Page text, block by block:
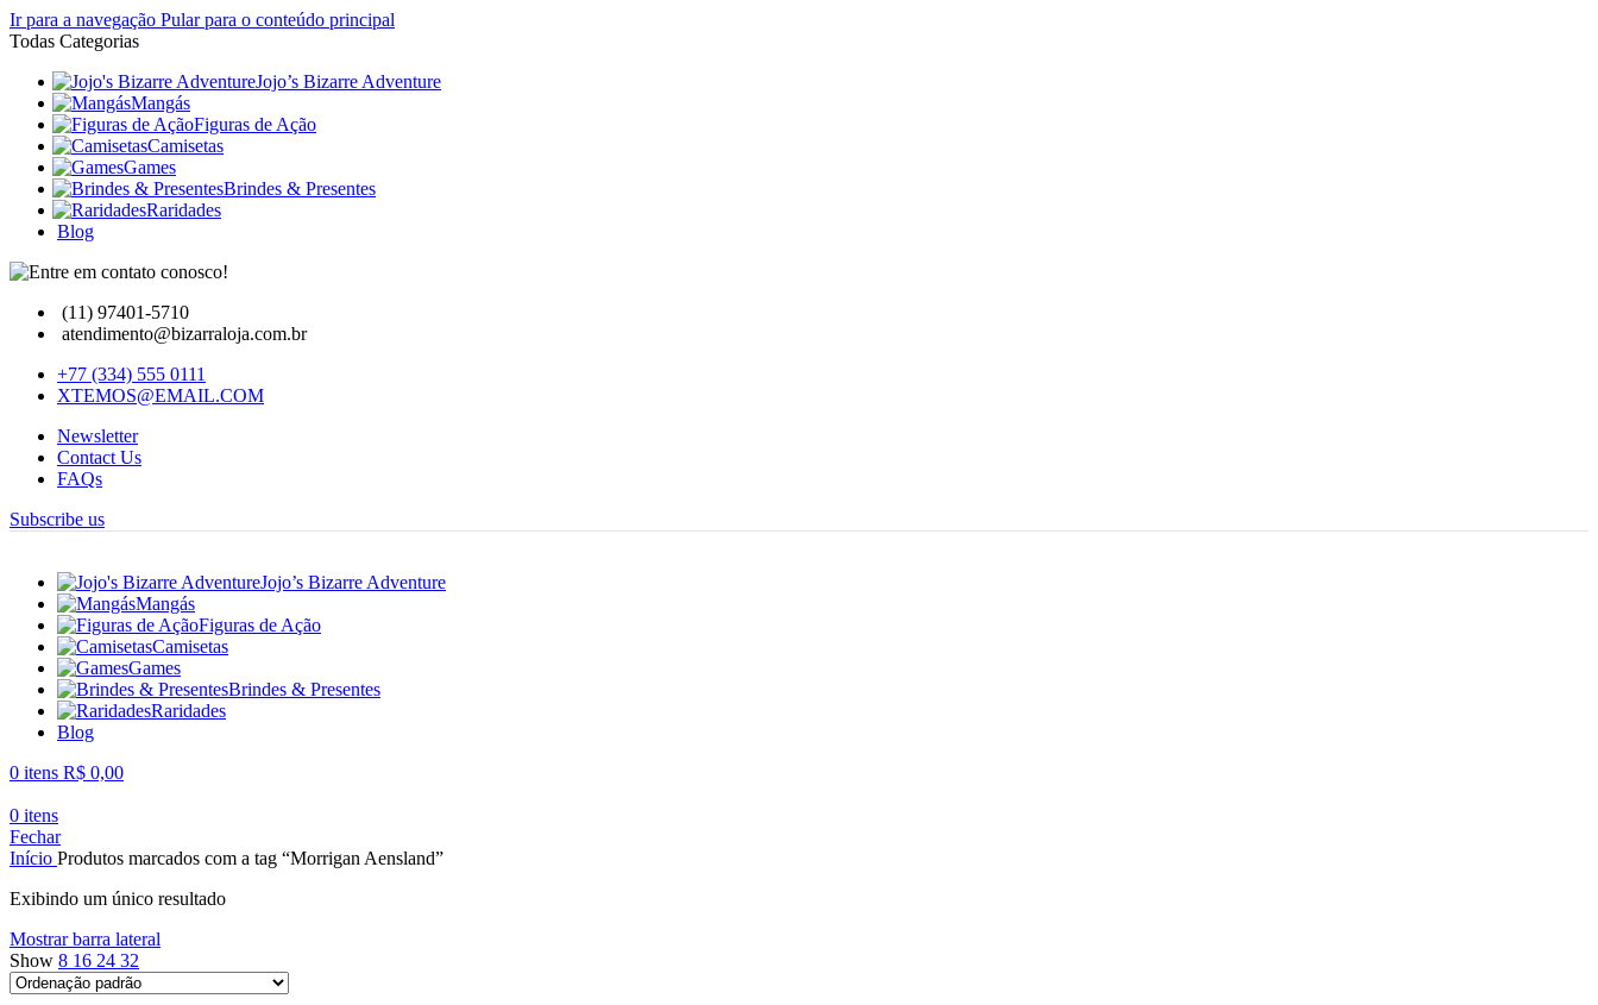
Ir para a navegação Pular para o conteúdo principal
Todas Categorias
Jojo’s Bizarre Adventure
Mangás
Figuras de Ação
Camisetas
Games
Brindes & Presentes
Raridades
Blog
(11) 97401-5710
atendimento@bizarraloja.com.br
+77 (334) 555 0111
XTEMOS@EMAIL.COM
Newsletter
Contact Us
FAQs
Subscribe us
Jojo’s Bizarre Adventure
Mangás
Figuras de Ação
Camisetas
Games
Brindes & Presentes
Raridades
Blog
0 itens R$ 0,00
0 itens
Fechar
Início Produtos marcados com a tag “Morrigan Aensland”
Exibindo um único resultado
Mostrar barra lateral
Show 8 16 24 32